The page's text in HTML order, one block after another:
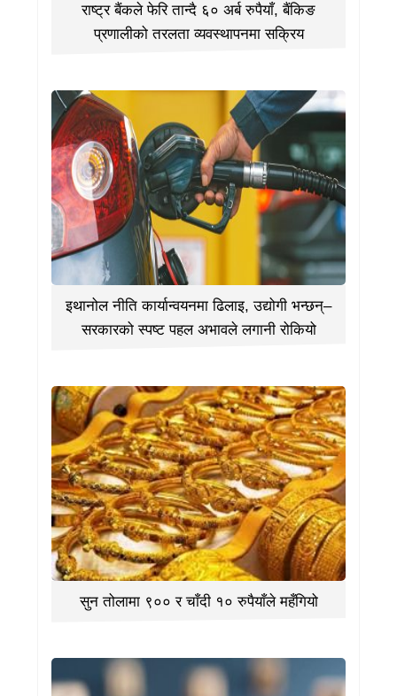
राष्ट्र बैंकले फेरि तान्दै ६० अर्ब रुपैयाँ, बैंकिङ
प्रणालीको तरलता व्यवस्थापनमा सक्रिय
इथानोल नीति कार्यान्वयनमा ढिलाइ, उद्योगी भन्छन्–
सरकारको स्पष्ट पहल अभावले लगानी रोकियो
सुन तोलामा ९०० र चाँदी १० रुपैयाँले महँगियो